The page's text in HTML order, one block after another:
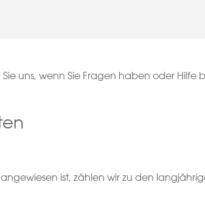
uns, wenn Sie Fragen haben oder Hilfe
ist, zählen wir zu den